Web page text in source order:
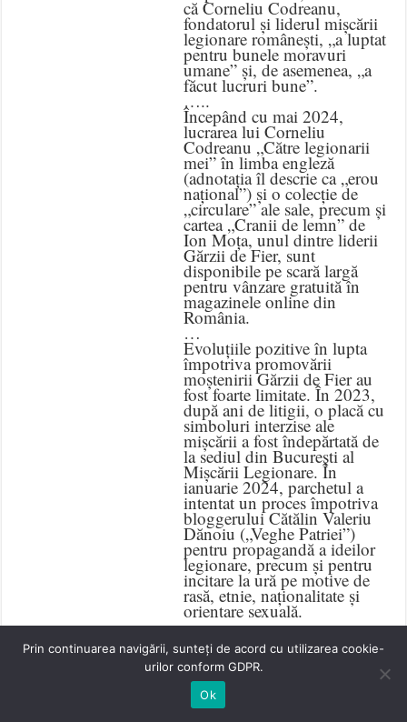
că Corneliu Codreanu,
fondatorul și liderul mișcării
legionare românești, „a luptat
pentru bunele moravuri
umane” și, de asemenea, „a
făcut lucruri bune”.
…..
Începând cu mai 2024,
lucrarea lui Corneliu
Codreanu „Către legionarii
mei” în limba engleză
(adnotația îl descrie ca „erou
național”) și o colecție de
„circulare” ale sale, precum și
cartea „Cranii de lemn” de
Ion Moța, unul dintre liderii
Gărzii de Fier, sunt
disponibile pe scară largă
pentru vânzare gratuită în
magazinele online din
România.
…
Evoluțiile pozitive în lupta
împotriva promovării
moștenirii Gărzii de Fier au
fost foarte limitate. În 2023,
după ani de litigii, o placă cu
simboluri interzise ale
mișcării a fost îndepărtată de
la sediul din București al
Mișcării Legionare. În
ianuarie 2024, parchetul a
intentat un proces împotriva
bloggerului Cătălin Valeriu
Dănoiu („Veghe Patriei”)
pentru propagandă a ideilor
legionare, precum și pentru
incitare la ură pe motive de
rasă, etnie, naționalitate și
orientare sexuală.
…
…Anumite structuri de
extremă dreapta continuă să
opereze „din subteran”,
folosind platforme în rețelele
de socializare. Printre acestea
Prin continuarea navigării, sunteți de acord cu utilizarea cookie-
urilor conform GDPR.
Ok